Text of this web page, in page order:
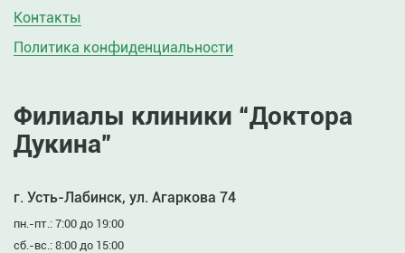
Контакты
Политика конфиденциальности
Филиалы клиники “Доктора
Дукина”
г. Усть-Лабинск, ул. Агаркова 74
пн.-пт.: 7:00 до 19:00
сб.-вс.: 8:00 до 15:00